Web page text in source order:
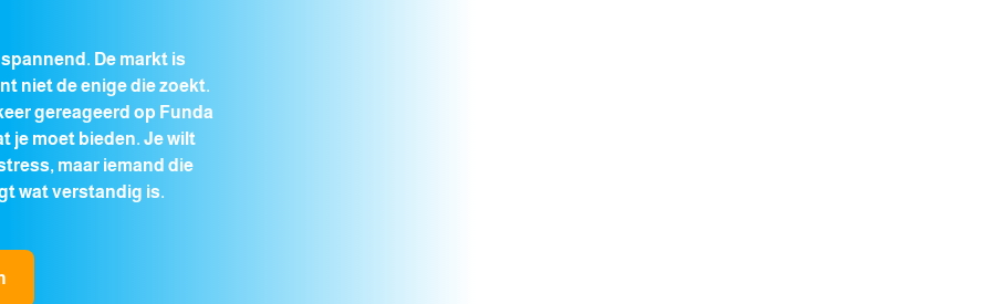
De markt is
niet de enige die zoekt.
gereageerd op Funda
je moet bieden. Je wilt
maar iemand die
wat verstandig is.